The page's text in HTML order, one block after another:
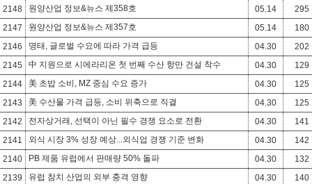
2148 원양산업 정보&뉴스 제358호 05.14
295
2147
원양산업 정보&뉴스 제357호 05.14
180
2146
명태, 글로벌 수요에 따라 가격 급등 04.30
202
2145
中 지원으로 시에라리온 첫 번째 수산 항만 건설 착수 04.30
129
2144
美 초밥 소비, MZ 중심 수요 증가 04.30
125
2143
美 수산물 가격 급등, 소비 위축으로 직결 04.30
125
2142
전자상거래, 선택이 아닌 필수 경쟁 요소로 전환 04.30
141
2141
외식 시장 3% 성장 예상...외식업 경쟁 기준 변화 04.30
142
2140
PB 제품 유럽에서 판매량 50% 돌파 04.30
132
2139
유럽 참치 산업의 외부 충격 영향 04.30
140